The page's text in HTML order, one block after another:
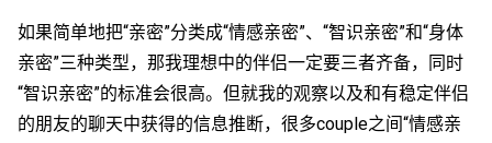
如果简单地把“亲密”分类成“情感亲密”、“智识亲密”和“身体
亲密”三种类型，那我理想中的伴侣一定要三者齐备，同时
“智识亲密”的标准会很高。但就我的观察以及和有稳定伴侣
的朋友的聊天中获得的信息推断，很多couple之间“情感亲